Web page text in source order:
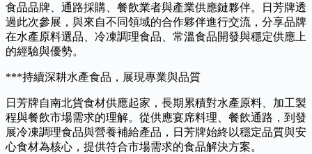
食品品牌、通路採購、餐飲業者與產業供應鏈夥伴。日芳牌透
過此次參展，與來自不同領域的合作夥伴進行交流，分享品牌
在水產原料選品、冷凍調理食品、常溫食品開發與穩定供應上
的經驗與優勢。
***持續深耕水產食品，展現專業與品質
日芳牌自南北貨食材供應起家，長期累積對水產原料、加工製
程與餐飲市場需求的理解。從供應宴席料理、餐飲通路，到發
展冷凍調理食品與營養補給產品，日芳牌始終以穩定品質與安
心食材為核心，提供符合市場需求的食品解決方案。